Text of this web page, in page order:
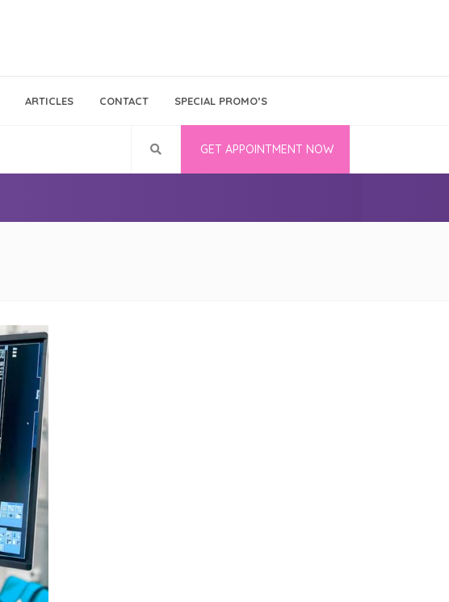
Bina Medika
Follow Us
ARTICLES CONTACT SPECIAL PROMO’S
GET APPOINTMENT NOW